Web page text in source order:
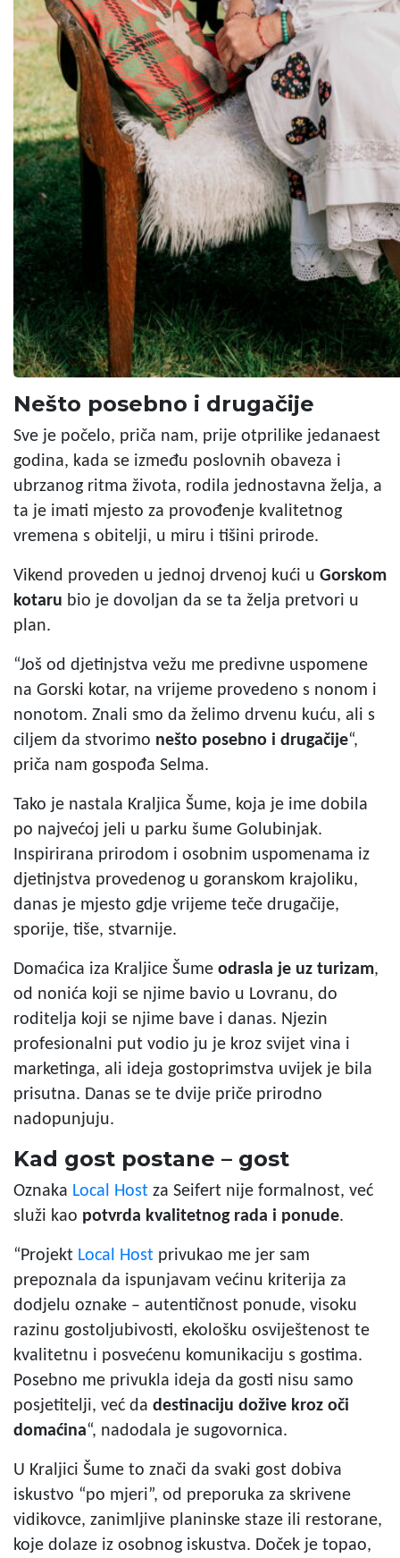
Nešto posebno i drugačije
Sve je počelo, priča nam, prije otprilike jedanaest
godina, kada se između poslovnih obaveza i
ubrzanog ritma života, rodila jednostavna želja, a
ta je imati mjesto za provođenje kvalitetnog
vremena s obitelji, u miru i tišini prirode.
Vikend proveden u jednoj drvenoj kući u Gorskom
kotaru bio je dovoljan da se ta želja pretvori u
plan.
“Još od djetinjstva vežu me predivne uspomene
na Gorski kotar, na vrijeme provedeno s nonom i
nonotom. Znali smo da želimo drvenu kuću, ali s
ciljem da stvorimo nešto posebno i drugačije“,
priča nam gospođa Selma.
Tako je nastala Kraljica Šume, koja je ime dobila
po najvećoj jeli u parku šume Golubinjak.
Inspirirana prirodom i osobnim uspomenama iz
djetinjstva provedenog u goranskom krajoliku,
danas je mjesto gdje vrijeme teče drugačije,
sporije, tiše, stvarnije.
Domaćica iza Kraljice Šume odrasla je uz turizam,
od nonića koji se njime bavio u Lovranu, do
roditelja koji se njime bave i danas. Njezin
profesionalni put vodio ju je kroz svijet vina i
marketinga, ali ideja gostoprimstva uvijek je bila
prisutna. Danas se te dvije priče prirodno
nadopunjuju.
Kad gost postane – gost
Oznaka Local Host za Seifert nije formalnost, već
služi kao potvrda kvalitetnog rada i ponude.
“Projekt Local Host privukao me jer sam
prepoznala da ispunjavam većinu kriterija za
dodjelu oznake – autentičnost ponude, visoku
razinu gostoljubivosti, ekološku osviještenost te
kvalitetnu i posvećenu komunikaciju s gostima.
Posebno me privukla ideja da gosti nisu samo
posjetitelji, već da destinaciju dožive kroz oči
domaćina“, nadodala je sugovornica.
U Kraljici Šume to znači da svaki gost dobiva
iskustvo “po mjeri”, od preporuka za skrivene
vidikovce, zanimljive planinske staze ili restorane,
koje dolaze iz osobnog iskustva. Doček je topao,